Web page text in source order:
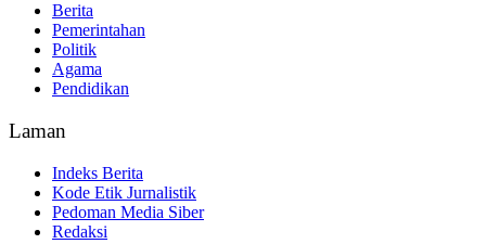
Berita
Pemerintahan
Politik
Agama
Pendidikan
Laman
Indeks Berita
Kode Etik Jurnalistik
Pedoman Media Siber
Redaksi